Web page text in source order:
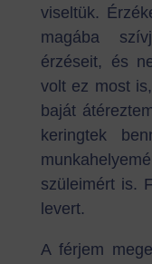
viseltük.
magába
érzéseit, és
volt ez most
baját
keringtek
szüleimért is.
levert.
A férjem